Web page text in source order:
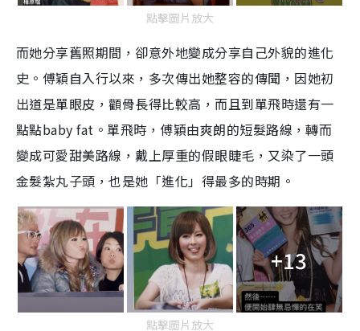
點擊圖片放大
而她分享舊照期間，卻意外地變成分享自己外貌的進化
史。傅穎自入行以來，多次傳出她整容的傳聞，因她初
出道是單眼皮，顴骨長得比較高，而且到單飛時還有一
點點baby fat。單飛時，傅穎由爽朗的短髮路線，轉而
變成可愛甜美路線，戴上厚重的假眼睫毛，又染了一頭
金髮紮丸子頭，也是她「進化」得最多的時期。
+13
點擊圖片放大